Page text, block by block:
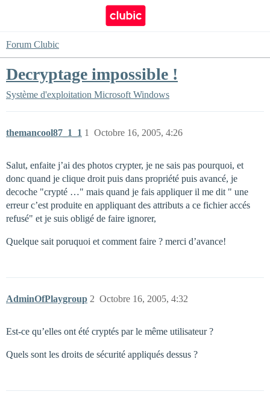
Forum Clubic
Decryptage impossible !
Système d'exploitation Microsoft Windows
themancool87_1_1 Octobre 16, 2005, 4:26
1
Salut, enfaite j’ai des photos crypter, je ne sais pas pourquoi, et
donc quand je clique droit puis dans propriété puis avancé, je
decoche "crypté …" mais quand je fais appliquer il me dit " une
erreur c’est produite en appliquant des attributs a ce fichier accés
refusé" et je suis obligé de faire ignorer,
Quelque sait poruquoi et comment faire ? merci d’avance!
AdminOfPlaygroup Octobre 16, 2005, 4:32
2
Est-ce qu’elles ont été cryptés par le même utilisateur ?
Quels sont les droits de sécurité appliqués dessus ?